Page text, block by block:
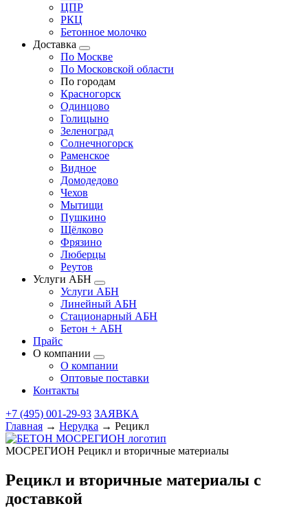
ЦПР
РКЦ
Бетонное молочко
Доставка
По Москве
По Московской области
По городам
Красногорск
Одинцово
Голицыно
Зеленоград
Солнечногорск
Раменское
Видное
Домодедово
Чехов
Мытищи
Пушкино
Щёлково
Фрязино
Люберцы
Реутов
Услуги АБН
Услуги АБН
Линейный АБН
Стационарный АБН
Бетон + АБН
Прайс
О компании
О компании
Оптовые поставки
Контакты
+7 (495) 001-29-93 ЗАЯВКА
Главная → Нерудка → Рецикл
МОСРЕГИОН Рецикл и вторичные материалы
Рецикл и вторичные материалы с
доставкой